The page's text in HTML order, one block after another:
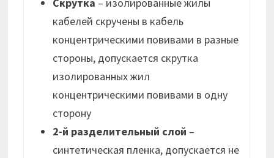
Скрутка – изолированные жилы
кабелей скручены в кабель
концентрическими повивами в разные
стороны, допускается скрутка
изолированных жил
концентрическими повивами в одну
сторону
2-й разделительный слой –
синтетическая пленка, допускается не